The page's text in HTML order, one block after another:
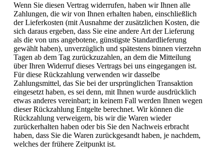
Wenn Sie diesen Vertrag widerrufen, haben wir Ihnen alle
Zahlungen, die wir von Ihnen erhalten haben, einschließlich
der Lieferkosten (mit Ausnahme der zusätzlichen Kosten, die
sich daraus ergeben, dass Sie eine andere Art der Lieferung
als die von uns angebotene, günstigste Standardlieferung
gewählt haben), unverzüglich und spätestens binnen vierzehn
Tagen ab dem Tag zurückzuzahlen, an dem die Mitteilung
über Ihren Widerruf dieses Vertrags bei uns eingegangen ist.
Für diese Rückzahlung verwenden wir dasselbe
Zahlungsmittel, das Sie bei der ursprünglichen Transaktion
eingesetzt haben, es sei denn, mit Ihnen wurde ausdrücklich
etwas anderes vereinbart; in keinem Fall werden Ihnen wegen
dieser Rückzahlung Entgelte berechnet. Wir können die
Rückzahlung verweigern, bis wir die Waren wieder
zurückerhalten haben oder bis Sie den Nachweis erbracht
haben, dass Sie die Waren zurückgesandt haben, je nachdem,
welches der frühere Zeitpunkt ist.